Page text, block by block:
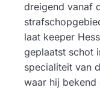
dreigend vanaf
laat keeper
geplaatst schot
specialiteit van
waar hij bekend